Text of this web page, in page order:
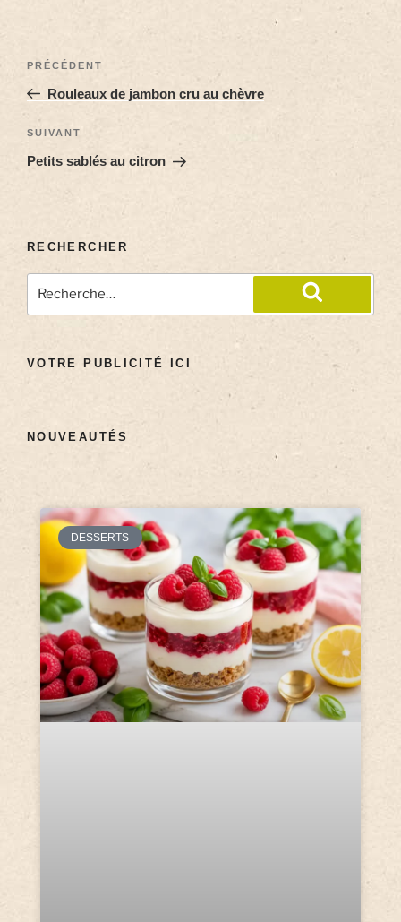
PRÉCÉDENT
Rouleaux de jambon cru au chèvre
SUIVANT
Petits sablés au citron
RECHERCHER
VOTRE PUBLICITÉ ICI
NOUVEAUTÉS
DESSERTS